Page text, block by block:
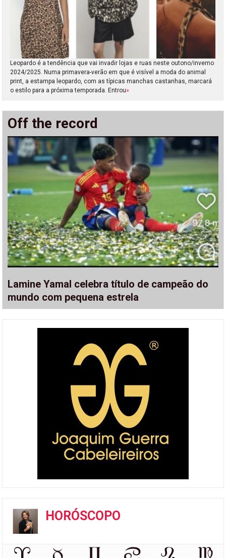
Leopardo é a tendência que vai invadir lojas e ruas neste outono/inverno
2024/2025. Numa primavera-verão em que é visível a moda do animal
print, a estampa leopardo, com as típicas manchas castanhas, marcará
o estilo para a próxima temporada. Entrou»
Off the record
Lamine Yamal celebra título de campeão do
mundo com pequena estrela
HORÓSCOPO